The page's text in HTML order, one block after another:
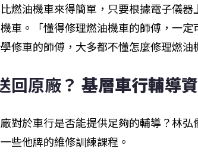
燃油機車來得簡單，只要根據電子儀器
車。「懂得修理燃油機車的師傅，一定
修車的師傅，大多都不懂怎麼修理燃油
回原廠？ 基層車行輔導
對於車行是否能提供足夠的輔導？林
些他牌的維修訓練課程。